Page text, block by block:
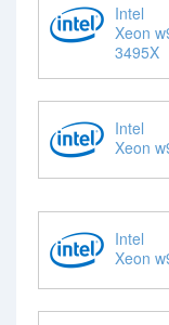
Intel
Xeon
3495X
Intel
Xeon
Intel
Xeon